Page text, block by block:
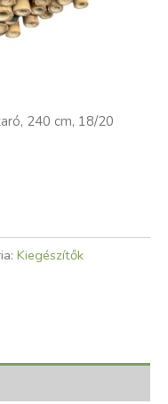
240 cm, 18/20
Kiegészítők